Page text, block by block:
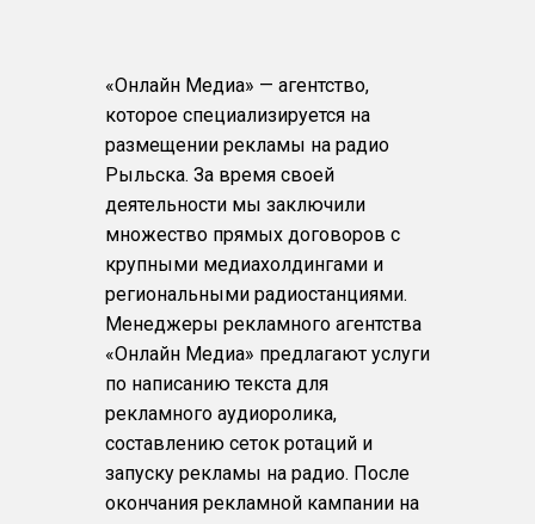
«Онлайн Медиа» — агентство,
которое специализируется на
размещении рекламы на радио
Рыльска. За время своей
деятельности мы заключили
множество прямых договоров с
крупными медиахолдингами и
региональными радиостанциями.
Менеджеры рекламного агентства
«Онлайн Медиа» предлагают услуги
по написанию текста для
рекламного аудиоролика,
составлению сеток ротаций и
запуску рекламы на радио. После
окончания рекламной кампании на